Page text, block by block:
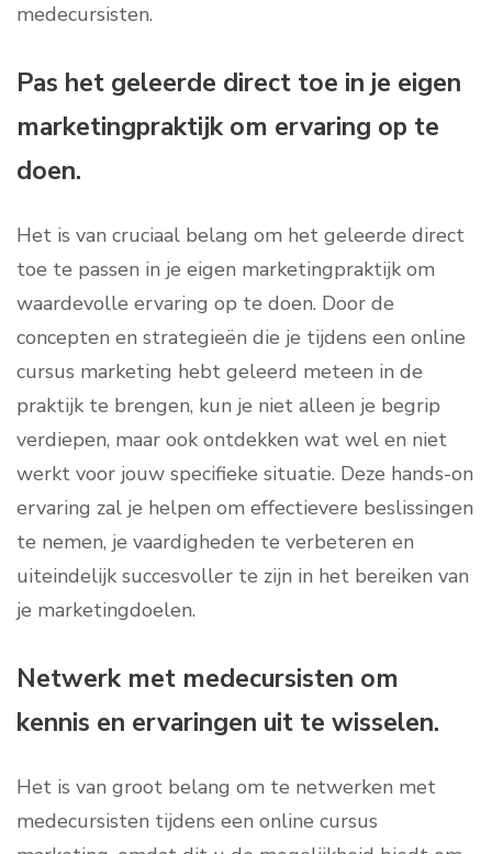
medecursisten.
Pas het geleerde direct toe in je eigen
marketingpraktijk om ervaring op te
doen.
Het is van cruciaal belang om het geleerde direct
toe te passen in je eigen marketingpraktijk om
waardevolle ervaring op te doen. Door de
concepten en strategieën die je tijdens een online
cursus marketing hebt geleerd meteen in de
praktijk te brengen, kun je niet alleen je begrip
verdiepen, maar ook ontdekken wat wel en niet
werkt voor jouw specifieke situatie. Deze hands-on
ervaring zal je helpen om effectievere beslissingen
te nemen, je vaardigheden te verbeteren en
uiteindelijk succesvoller te zijn in het bereiken van
je marketingdoelen.
Netwerk met medecursisten om
kennis en ervaringen uit te wisselen.
Het is van groot belang om te netwerken met
medecursisten tijdens een online cursus